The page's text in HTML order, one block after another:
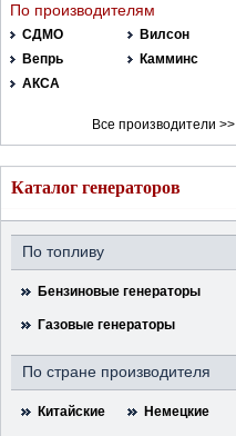
По производителям
СДМО
Вилсон
Вепрь
Камминс
АКСА
Все производители >>
Каталог генераторов
По топливу
Бензиновые генераторы
Газовые генераторы
По стране производителя
Китайские Немецкие